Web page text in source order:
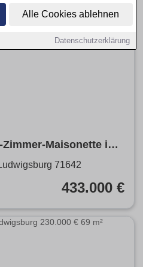
Alle Cookies ablehnen
Datenschutzerklärung
Maisonette in
71642
433.000 €